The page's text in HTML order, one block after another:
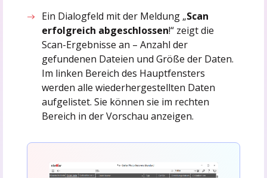
Ein Dialogfeld mit der Meldung „Scan
erfolgreich abgeschlossen!“ zeigt die
Scan-Ergebnisse an – Anzahl der
gefundenen Dateien und Größe der Daten.
Im linken Bereich des Hauptfensters
werden alle wiederhergestellten Daten
aufgelistet. Sie können sie im rechten
Bereich in der Vorschau anzeigen.